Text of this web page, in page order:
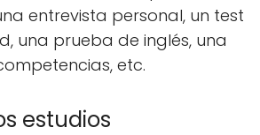
entrevista personal, un test
una prueba de inglés, una
etc.
estudios